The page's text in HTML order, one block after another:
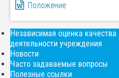
Положение
Независимая оценка качества
деятельности учреждения
Новости
Часто задаваемые вопросы
Полезные ссылки